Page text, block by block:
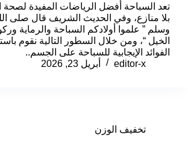
تعد السباحة أفضل الرياضات المفيدة
بلا منازع، وفي الحديث الشريف قال صلى
وسلم ” علموا أولادكم السباحة والرماية
الخيل “، ومن خلال السطور التالية نقوم
الفوائد الإيجابية للسباحة على الجسم..
editor-x
أبريل 23, 2026
تخفيف الوزن